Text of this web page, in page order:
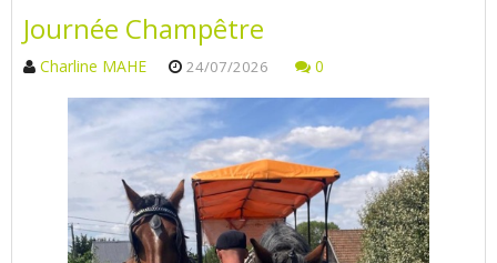
Journée Champêtre
Charline MAHE 24/07/2026 0